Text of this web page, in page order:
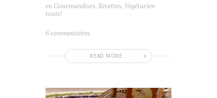
READ MORE
enGourmandises, Recettes, Végétarien
toute!
6 commentaires